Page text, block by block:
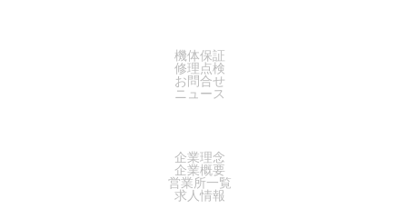
機体保証
修理点検
お問合せ
ニュース
企業理念
企業概要
営業所一覧
求人情報